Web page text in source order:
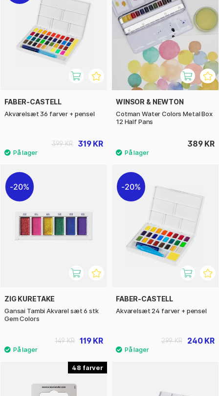
FABER-CASTELL
Akvarelsæt 36 farver + pensel
319 KR
399 KR
WINSOR & NEWTON
Cotman Water Colors Metal Box
12 Half Pans
389 KR
20%
ZIG KURETAKE
Gansai Tambi Akvarel sæt 6 stk
Gem Colors
119 KR
149 KR
20%
FABER-CASTELL
Akvarelsæt 24 farver + pensel
240 KR
299 KR
48